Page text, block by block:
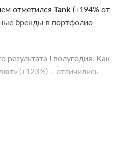
отметился Tank (+194% от
бренды в портфолио
результата I полугодия. Как
(+123%) – отличились